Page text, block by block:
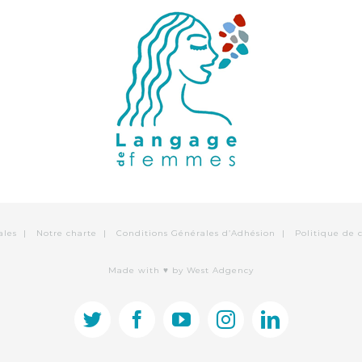
| Notre charte | Conditions Générales d’Adhésion | Politique de
Made with ♥ by West Adgency
twitter facebookyoutubeinstagramlinkedin